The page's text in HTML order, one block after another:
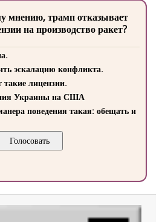
мнению, трамп отказывает
на производство ракет?
эскалацию конфликта.
лицензии.
Украины на США
поведения такая: обещать и